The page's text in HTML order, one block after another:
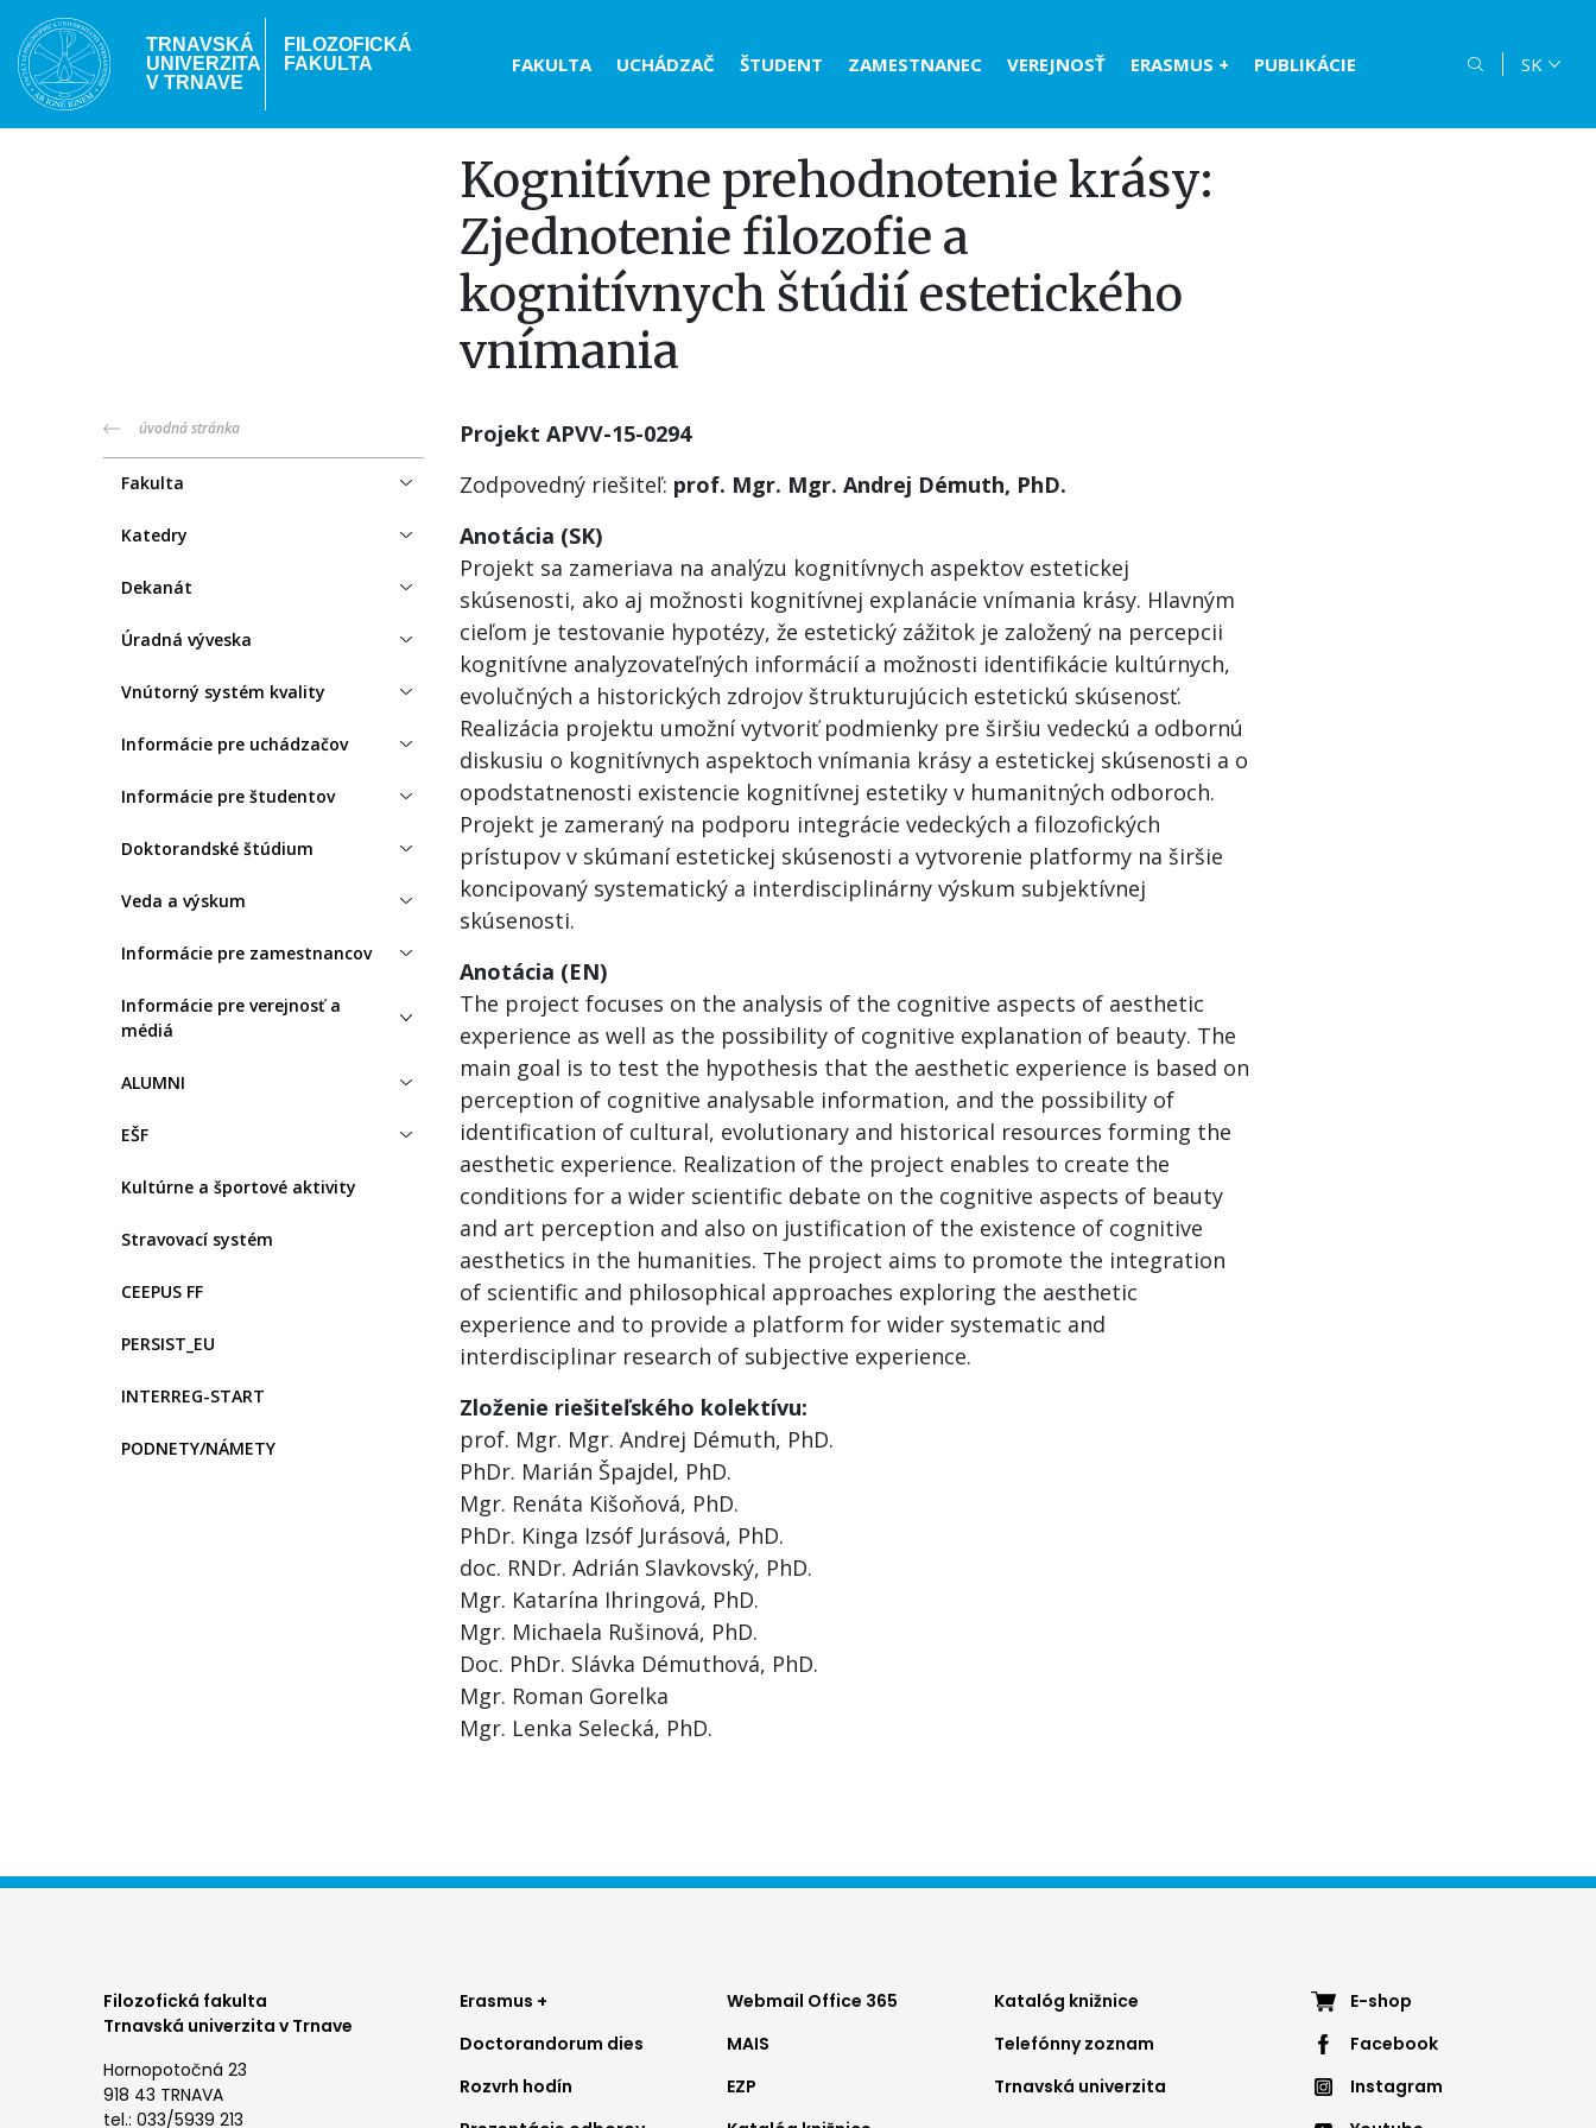
Skočiť
na
hlavný
obsah
TRNAVSKÁ
UNIVERZITA
V TRNAVE
FILOZOFICKÁ
FAKULTA
Header
FAKULTA UCHÁDZAČ ŠTUDENT ZAMESTNANEC VEREJNOSŤ ERASMUS + PUBLIKÁCIE SK
Kognitívne prehodnotenie krásy:
Zjednotenie filozofie a
kognitívnych štúdií estetického
vnímania
truni-
menu
úvodná stránka
Fakulta
Katedry
Dekanát
Úradná výveska
Vnútorný systém kvality
Informácie pre uchádzačov
Informácie pre študentov
Doktorandské štúdium
Veda a výskum
Informácie pre zamestnancov
Informácie pre verejnosť a
médiá
ALUMNI
EŠF
Kultúrne a športové aktivity
Stravovací systém
CEEPUS FF
PERSIST_EU
INTERREG-START
PODNETY/NÁMETY
Projekt APVV-15-0294
Zodpovedný riešiteľ: prof. Mgr. Mgr. Andrej Démuth, PhD.
Anotácia (SK)
Projekt sa zameriava na analýzu kognitívnych aspektov estetickej
skúsenosti, ako aj možnosti kognitívnej explanácie vnímania krásy. Hlavným
cieľom je testovanie hypotézy, že estetický zážitok je založený na percepcii
kognitívne analyzovateľných informácií a možnosti identifikácie kultúrnych,
evolučných a historických zdrojov štrukturujúcich estetickú skúsenosť.
Realizácia projektu umožní vytvoriť podmienky pre širšiu vedeckú a odbornú
diskusiu o kognitívnych aspektoch vnímania krásy a estetickej skúsenosti a o
opodstatnenosti existencie kognitívnej estetiky v humanitných odboroch.
Projekt je zameraný na podporu integrácie vedeckých a filozofických
prístupov v skúmaní estetickej skúsenosti a vytvorenie platformy na širšie
koncipovaný systematický a interdisciplinárny výskum subjektívnej
skúsenosti.
Anotácia (EN)
The project focuses on the analysis of the cognitive aspects of aesthetic
experience as well as the possibility of cognitive explanation of beauty. The
main goal is to test the hypothesis that the aesthetic experience is based on
perception of cognitive analysable information, and the possibility of
identification of cultural, evolutionary and historical resources forming the
aesthetic experience. Realization of the project enables to create the
conditions for a wider scientific debate on the cognitive aspects of beauty
and art perception and also on justification of the existence of cognitive
aesthetics in the humanities. The project aims to promote the integration
of scientific and philosophical approaches exploring the aesthetic
experience and to provide a platform for wider systematic and
interdisciplinar research of subjective experience.
Zloženie riešiteľského kolektívu:
prof. Mgr. Mgr. Andrej Démuth, PhD.
PhDr. Marián Špajdel, PhD.
Mgr. Renáta Kišoňová, PhD.
PhDr. Kinga Izsóf Jurásová, PhD.
doc. RNDr. Adrián Slavkovský, PhD.
Mgr. Katarína Ihringová, PhD.
Mgr. Michaela Rušinová, PhD.
Doc. PhDr. Slávka Démuthová, PhD.
Mgr. Roman Gorelka
Mgr. Lenka Selecká, PhD.
Filozofická fakulta
Trnavská univerzita v Trnave
Hornopotočná 23
918 43 TRNAVA
tel.: 033/5939 213
Footer
menu
1
Erasmus +
Doctorandorum dies
Rozvrh hodín
Footer
menu
2
Webmail Office 365
MAIS
EZP
Footer
menu
3
Katalóg knižnice
Telefónny zoznam
Trnavská univerzita
Footer
menu
E-shop
Facebook
Instagram